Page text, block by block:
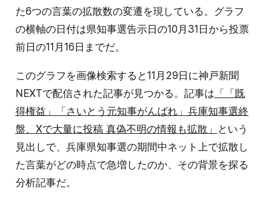
た6つの言葉の拡散数の変遷を現している。グラフ
の横軸の日付は県知事選告示日の10月31日から投票
前日の11月16日までだ。
このグラフを画像検索すると11月29日に神戸新聞
NEXTで配信された記事が見つかる。記事は 「「既
得権益」「さいとう元知事がんばれ」兵庫知事選終
盤、Xで大量に投稿 真偽不明の情報も拡散」
という
見出しで、兵庫県知事選の期間中ネット上で拡散し
た言葉がどの時点で急増したのか、その背景を探る
分析記事だ。